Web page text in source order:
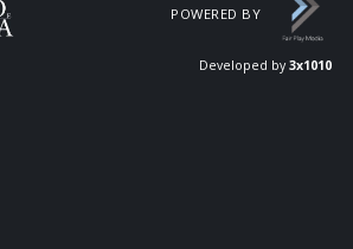
POWERED BY
Developed by 3x1010